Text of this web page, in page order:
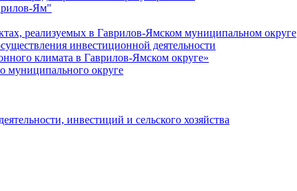
Ям"
реализуемых в Гаврилов-Ямском муниципальном округе
инвестиционной деятельности
климата в Гаврилов-Ямском округе»
муниципального округе
инвестиций и сельского хозяйства